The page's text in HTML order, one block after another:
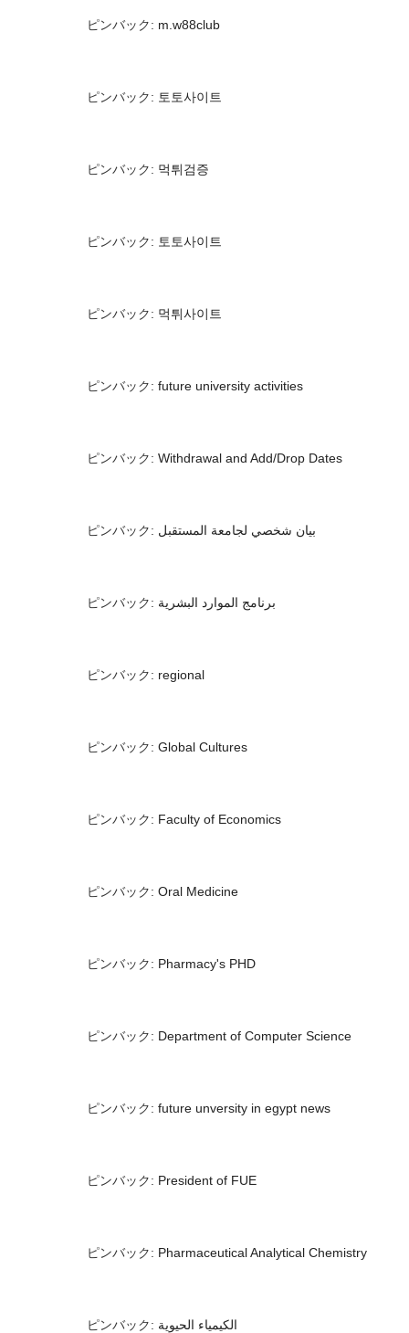
ピンバック: m.w88club
ピンバック: 토토사이트
ピンバック: 먹튀검증
ピンバック: 토토사이트
ピンバック: 먹튀사이트
ピンバック: future university activities
ピンバック: Withdrawal and Add/Drop Dates
ピンバック: بيان شخصي لجامعة المستقبل
ピンバック: برنامج الموارد البشرية
ピンバック: regional
ピンバック: Global Cultures
ピンバック: Faculty of Economics
ピンバック: Oral Medicine
ピンバック: Pharmacy's PHD
ピンバック: Department of Computer Science
ピンバック: future unversity in egypt news
ピンバック: President of FUE
ピンバック: Pharmaceutical Analytical Chemistry
ピンバック: الكيمياء الحيوية